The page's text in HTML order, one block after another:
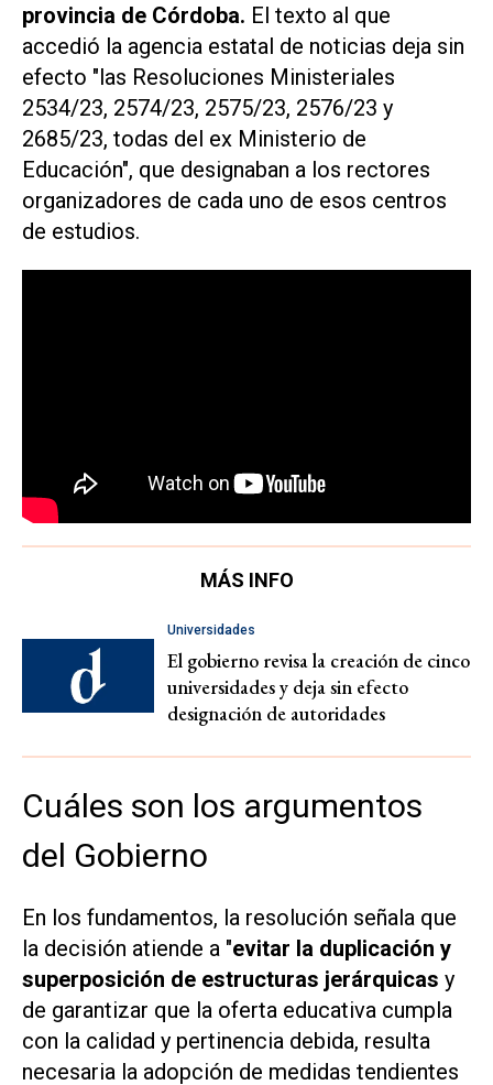
provincia de Córdoba. El texto al que
accedió la agencia estatal de noticias deja sin
efecto "las Resoluciones Ministeriales
2534/23, 2574/23, 2575/23, 2576/23 y
2685/23, todas del ex Ministerio de
Educación", que designaban a los rectores
organizadores de cada uno de esos centros
de estudios.
MÁS INFO
Universidades
El gobierno revisa la creación de cinco
universidades y deja sin efecto
designación de autoridades
Cuáles son los argumentos
del Gobierno
En los fundamentos, la resolución señala que
la decisión atiende a "evitar la duplicación y
superposición de estructuras jerárquicas y
de garantizar que la oferta educativa cumpla
con la calidad y pertinencia debida, resulta
necesaria la adopción de medidas tendientes